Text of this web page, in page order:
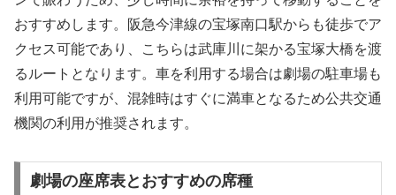
おすすめします。阪急今津線の宝塚南口駅からも徒歩でア
クセス可能であり、こちらは武庫川に架かる宝塚大橋を渡
るルートとなります。車を利用する場合は劇場の駐車場も
利用可能ですが、混雑時はすぐに満車となるため公共交通
機関の利用が推奨されます。
劇場の座席表とおすすめの席種